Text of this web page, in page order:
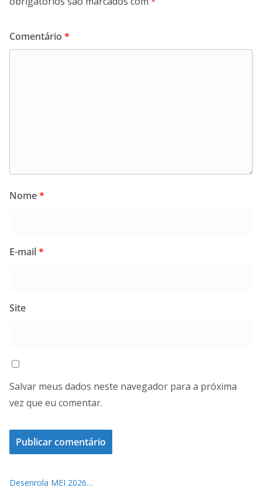
Comentário *
Nome*
E-mail*
Site
Salvar meus dados neste navegador para a próxima
vez que eu comentar.
Desenrola MEI 2026…